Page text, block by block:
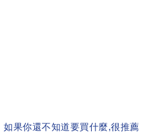
如果你還不知道要買什麼,很推薦